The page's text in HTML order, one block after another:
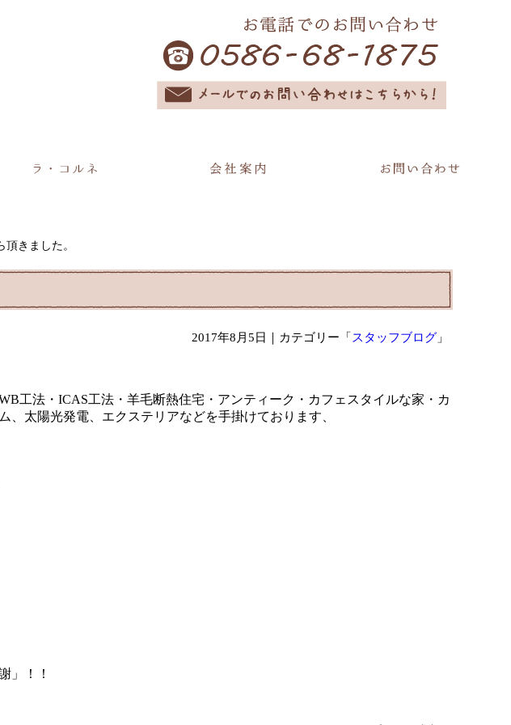
頂きました。
2017年8月5日 ｜カテゴリー「 スタッフブログ 」
工法・ICAS工法・羊毛断熱住宅・アンティーク・カフェスタイルな家・カ
太陽光発電、エクステリアなどを手掛けております、
」！！